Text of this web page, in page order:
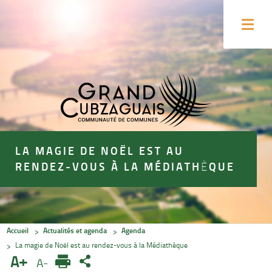
page
Ouvrir
le
LA MAGIE DE NOËL EST AU
RENDEZ-VOUS À LA MÉDIATHÈQUE
Accueil Actualités et agenda
Agenda
La magie de Noël est au rendez-vous à la Médiathèque
A+
A-